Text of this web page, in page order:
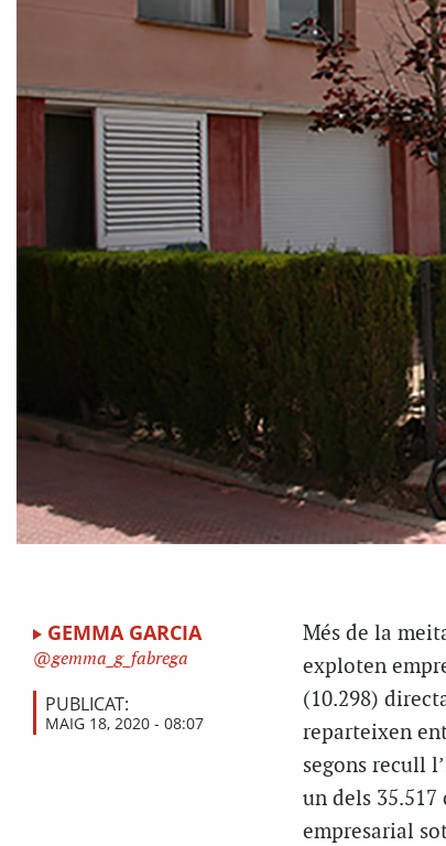
GEMMA GARCIA
gemma_g_fabrega
PUBLICAT:
MAIG 18, 2020 - 08:07
Més de la
exploten
(10.298)
reparteixen
segons recull
un dels
empresarial